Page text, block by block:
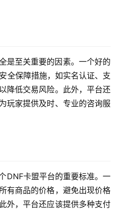
是至关重要的因素。一个好的
全保障措施，如实名认证、支
降低交易风险。此外，平台还
玩家提供及时、专业的咨询服
DNF卡盟平台的重要标准。一
有商品的价格，避免出现价格
外，平台还应该提供多种支付